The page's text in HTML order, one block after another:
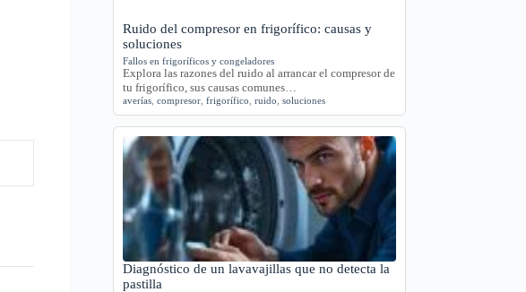
Ruido del compresor en frigorífico: causas y
soluciones
Fallos en frigoríficos y congeladores
Explora las razones del ruido al arrancar el compresor de
tu frigorífico, sus causas comunes…
averías ,compresor ,frigorífico ,ruido ,soluciones
Diagnóstico de un lavavajillas que no detecta la
pastilla